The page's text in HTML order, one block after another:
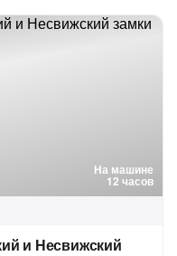
На машине
12 часов
и Несвижский